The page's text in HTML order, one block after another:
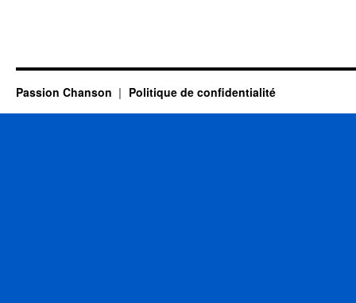
Passion Chanson Politique de confidentialité